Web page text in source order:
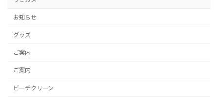
お知らせ
グッズ
ご案内
ご案内
ビーチクリーン